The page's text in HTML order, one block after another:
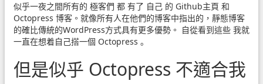
似乎一夜之間所有的 極客們 都 有了 自己 的 Github主頁 和
Octopress 博客。就像所有人在他們的博客中指出的，靜態博客
的確比傳統的WordPress方式具有更多優勢。 自從看到這些 我就
一直在想着自己搭一個 Octopress 。
但是似乎 Octopress 不適合我